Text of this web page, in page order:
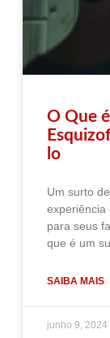
O Que
lo
Um surto
experiência
para seus
que é um
SAIBA MAIS
junho 9, 2024